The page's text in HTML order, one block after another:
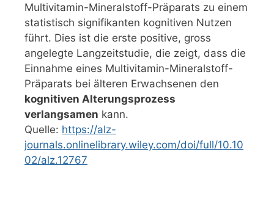
Multivitamin-Mineralstoff-Präparats zu einem
statistisch signifikanten kognitiven Nutzen
führt. Dies ist die erste positive, gross
angelegte Langzeitstudie, die zeigt, dass die
Einnahme eines Multivitamin-Mineralstoff-
Präparats bei älteren Erwachsenen den
kognitiven Alterungsprozess
verlangsamen kann.
Quelle: https://alz-
journals.onlinelibrary.wiley.com/doi/full/10.10
02/alz.12767